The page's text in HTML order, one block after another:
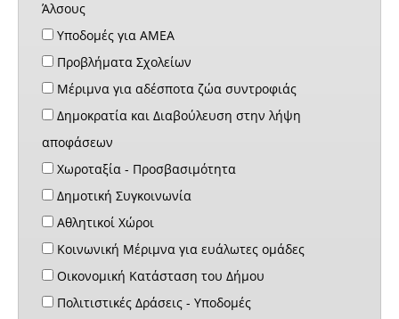
Άλσους
Υποδομές για ΑΜΕΑ
Προβλήματα Σχολείων
Μέριμνα για αδέσποτα ζώα συντροφιάς
Δημοκρατία και Διαβούλευση στην λήψη
αποφάσεων
Χωροταξία - Προσβασιμότητα
Δημοτική Συγκοινωνία
Αθλητικοί Χώροι
Κοινωνική Μέριμνα για ευάλωτες ομάδες
Οικονομική Κατάσταση του Δήμου
Πολιτιστικές Δράσεις - Υποδομές